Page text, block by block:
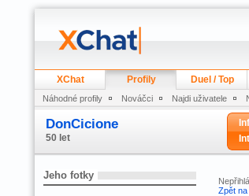
XChat Profily Duel / Top
Náhodné profily Nováčci Najdi uživatele
DonCicione
50 let
Jeho fotky
Zpět na